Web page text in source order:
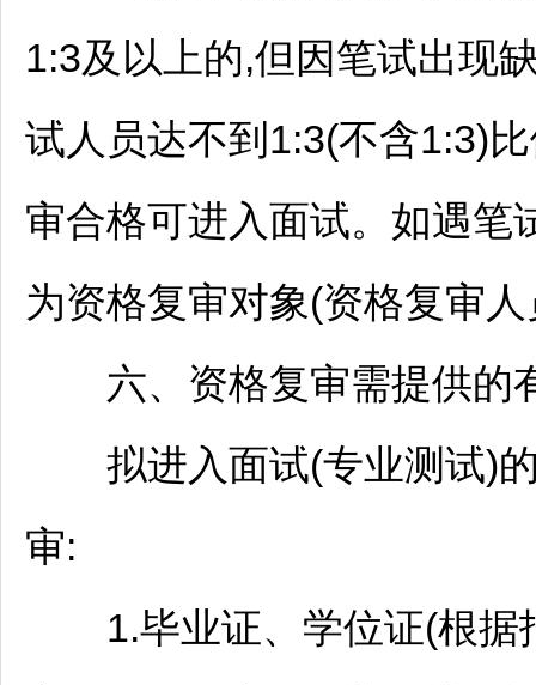
1:3及以上的,但因笔试出现
试人员达不到1:3(不含1:3)
审合格可进入面试。如遇笔
为资格复审对象(资格复审
六、资格复审需提供的
拟进入面试(专业测试)的
审:
1.毕业证、学位证(根据